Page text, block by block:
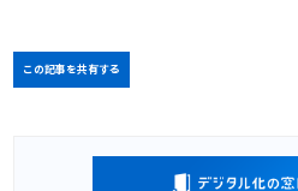
この記事を共有する